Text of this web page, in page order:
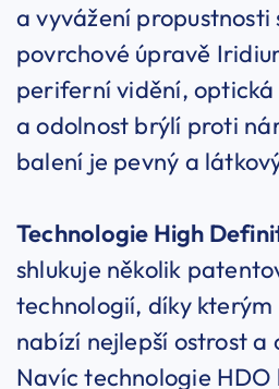
a vyvážení propustnosti
povrchové úpravě
periferní vidění, optická
a odolnost brýlí proti
balení je pevný a
Technologie High
shlukuje několik
technologií, díky
nabízí nejlepší ostrost a
Navíc technologie HDO